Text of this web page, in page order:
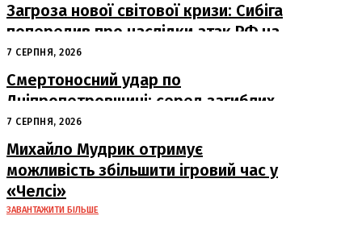
Загроза нової світової кризи: Сибіга
попередив про наслідки атак РФ на
судна
7 СЕРПНЯ, 2026
Смертоносний удар по
Дніпропетровщині: серед загиблих
– працівники «Укрпошти»
7 СЕРПНЯ, 2026
Михайло Мудрик отримує
можливість збільшити ігровий час у
«Челсі»
ЗАВАНТАЖИТИ БІЛЬШЕ